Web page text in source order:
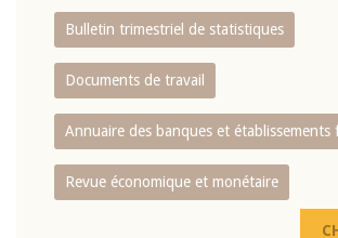
Bulletin trimestriel de statistiques
Documents de travail
Annuaire des banques et établissements
Revue économique et monétaire